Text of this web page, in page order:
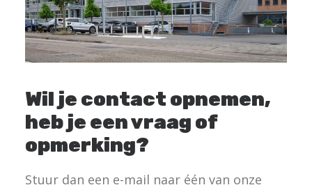
Wil je contact opnemen,
heb je een vraag of
opmerking?
Stuur dan een e-mail naar één van onze